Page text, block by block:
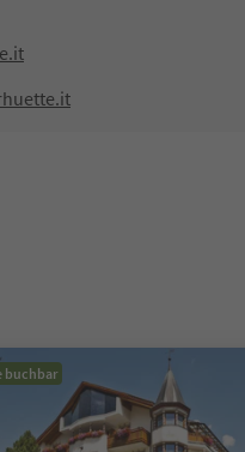
buchbar